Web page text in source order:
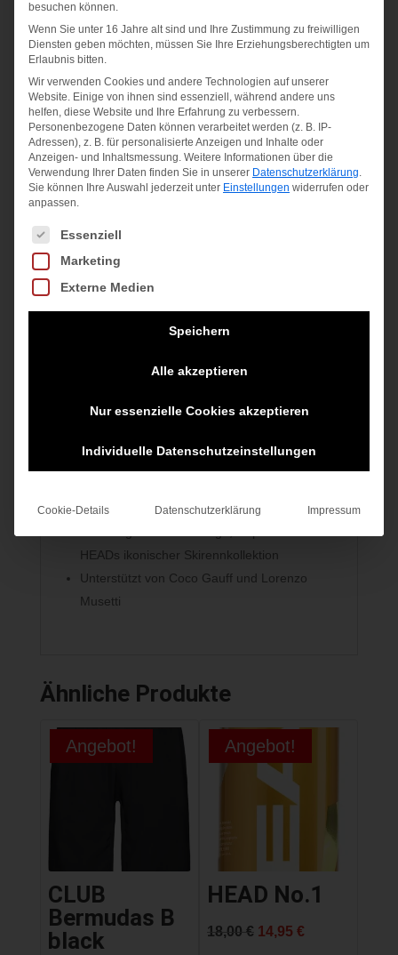
der BOOM MP L 2026 ein lebendiges blaues
Design.
Leichter und kraftvoller als der BOOM MP
Selbstvertrauensschub für fortgeschrittene
Spieler
Entwickelt für Spieler, die einfachen Zugang
zu Power und für angreifende Spieler wollen
Teil der BOOM-Serie für Spieler, die den
genießen
Hy-Bor verbessert die wahrgenommene
künstlicher Intelligenz und subjektivem
und Ballberührung
Ballberührung und Komfort
HEADs ikonischer Skirennkollektion
Unterstützt von Coco Gauff und Lorenzo
Musetti
Ähnliche Produkte
Angebot!
CLUB
Bermudas B
black
Angebot!
HEAD No.1
18,00 € Ursprünglicher
14,95 €
besuchen können.
Wenn Sie unter 16 Jahre alt sind und Ihre Zustimmung zu freiwilligen
Diensten geben möchten, müssen Sie Ihre Erziehungsberechtigten um
Erlaubnis bitten.
Wir verwenden Cookies und andere Technologien auf unserer
Website. Einige von ihnen sind essenziell, während andere uns
helfen, diese Website und Ihre Erfahrung zu verbessern.
Personenbezogene Daten können verarbeitet werden (z. B. IP-
Adressen), z. B. für personalisierte Anzeigen und Inhalte oder
Anzeigen- und Inhaltsmessung. Weitere Informationen über die
Verwendung Ihrer Daten finden Sie in unserer Datenschutzerklärung
Sie können Ihre Auswahl jederzeit unter Einstellungen widerrufen oder
anpassen.
Es folgt eine Liste der Service-Gruppen, für die eine
Essenziell
Marketing
Externe Medien
Speichern
Alle akzeptieren
Nur essenzielle Cookies akzeptieren
Individuelle Datenschutzeinstellungen
Cookie-Details Datenschutzerklärung Impressum